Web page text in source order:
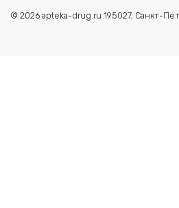
© 2026 apteka-drug.ru 195027, Санкт-